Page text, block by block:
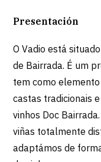
Presentación
O Vadio está
de Bairrada. É um
tem como
castas tradicionais
vinhos Doc
viñas totalmente
adaptámos de